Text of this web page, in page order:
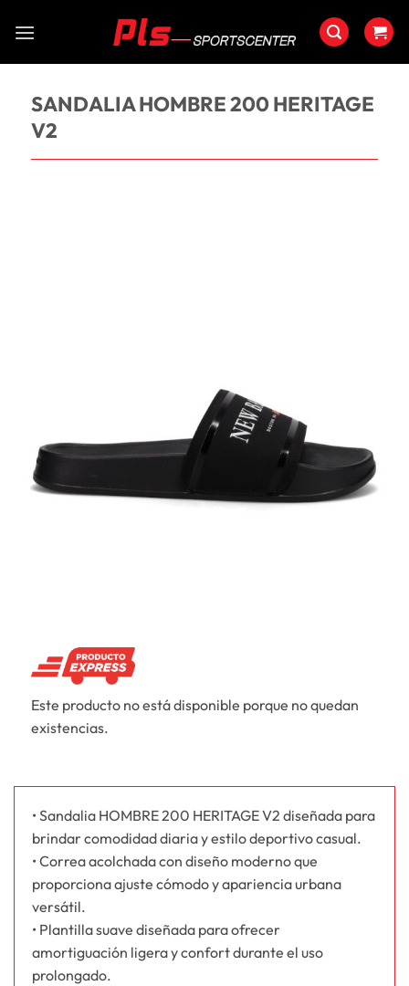
SANDALIA HOMBRE 200 HERITAGE
V2
Este producto no está disponible porque no quedan
existencias.
• Sandalia HOMBRE 200 HERITAGE V2 diseñada para
brindar comodidad diaria y estilo deportivo casual.
• Correa acolchada con diseño moderno que
proporciona ajuste cómodo y apariencia urbana
versátil.
• Plantilla suave diseñada para ofrecer
amortiguación ligera y confort durante el uso
prolongado.